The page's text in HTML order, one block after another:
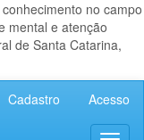
no campo
mental e atenção
de Santa Catarina,
Cadastro Acesso